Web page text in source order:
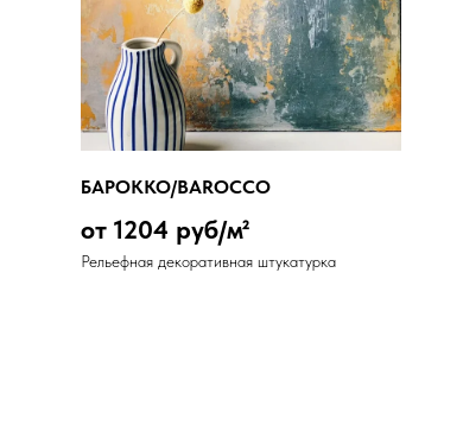
БАРОККО/BAROCCO
от 1204 руб/м²
Рельефная декоративная штукатурка